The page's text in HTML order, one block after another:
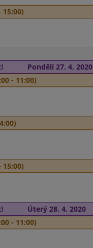
15:00)
Pondělí 27. 4. 2020
- 11:00)
15:00)
Úterý 28. 4. 2020
- 11:00)